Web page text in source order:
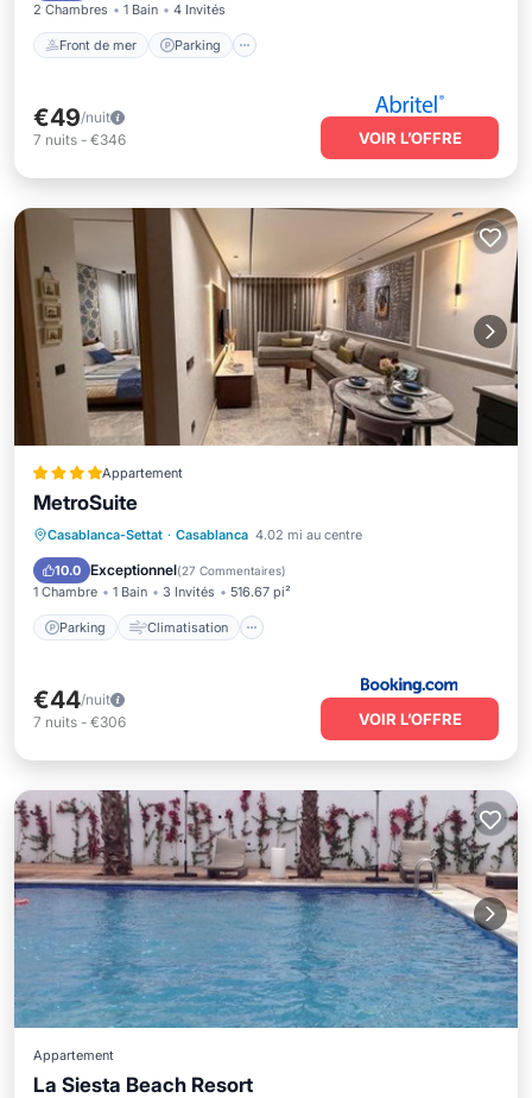
2 Chambres 1 Bain 4 Invités
Front de mer Parking
€49/nuit
7 nuits - €346 VOIR L’OFFRE
Appartement
MetroSuite
Casablanca-Settat · Casablanca 4.02 mi au centre
10.0 Exceptionnel(27 Commentaires)
1 Chambre 1 Bain 3 Invités 516.67 pi²
Parking Climatisation
Parking Climatisation
Internet
Adapté aux enfants
€44/nuit
7 nuits - €306 VOIR L’OFFRE
Appartement
La Siesta Beach Resort